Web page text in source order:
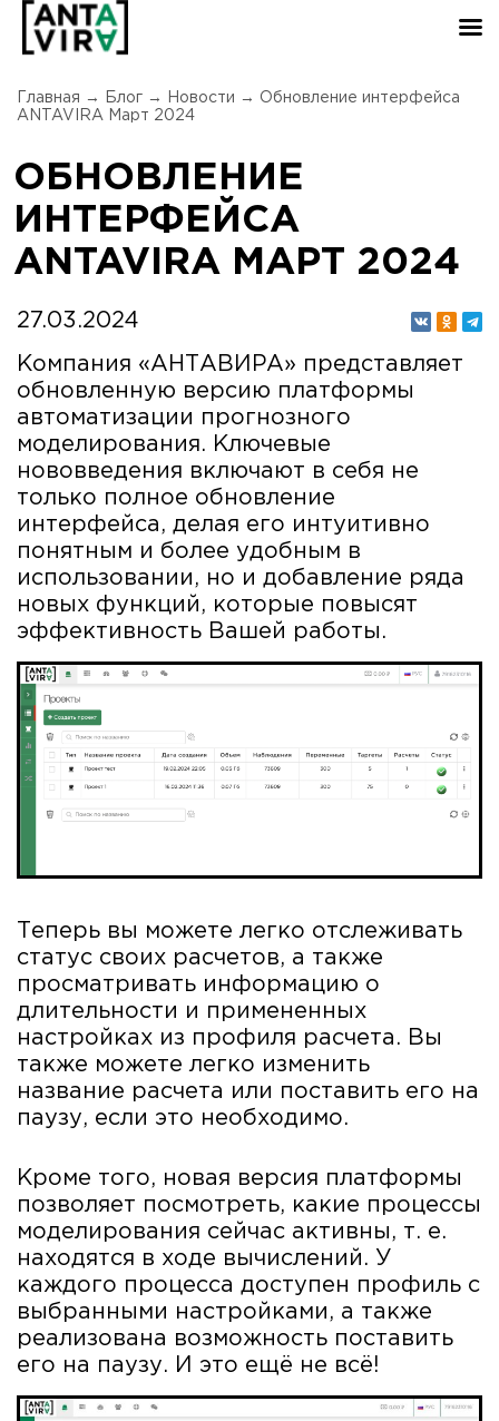
Главная → Блог → Новости → Обновление интерфейса
ANTAVIRA Март 2024
ОБНОВЛЕНИЕ
ИНТЕРФЕЙСА
ANTAVIRA МАРТ 2024
27.03.2024
Компания «АНТАВИРА» представляет
обновленную версию платформы
автоматизации прогнозного
моделирования. Ключевые
нововведения включают в себя не
только полное обновление
интерфейса, делая его интуитивно
понятным и более удобным в
использовании, но и добавление ряда
новых функций, которые повысят
эффективность Вашей работы.
Теперь вы можете легко отслеживать
статус своих расчетов, а также
просматривать информацию о
длительности и примененных
настройках из профиля расчета. Вы
также можете легко изменить
название расчета или поставить его на
паузу, если это необходимо.
Кроме того, новая версия платформы
позволяет посмотреть, какие процессы
моделирования сейчас активны, т. е.
находятся в ходе вычислений. У
каждого процесса доступен профиль с
выбранными настройками, а также
реализована возможность поставить
его на паузу. И это ещё не всё!